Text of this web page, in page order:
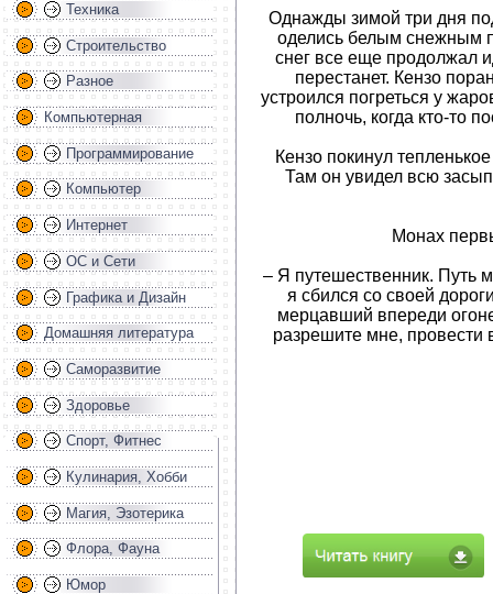
Техника
Строительство
Разное
Компьютерная
Программирование
Компьютер
Интернет
ОС и Сети
Графика и Дизайн
Домашняя литература
Саморазвитие
Здоровье
Спорт, Фитнес
Кулинария, Хобби
Магия, Эзотерика
Флора, Фауна
Юмор
Однажды зимой три дня
оделись белым снежным
снег все еще продолжал
перестанет. Кензо
устроился погреться у
полночь, когда кто-то
Кензо покинул
Там он увидел всю
Монах
– Я путешественник. Путь
я сбился со своей
мерцавший впереди
разрешите мне, провести